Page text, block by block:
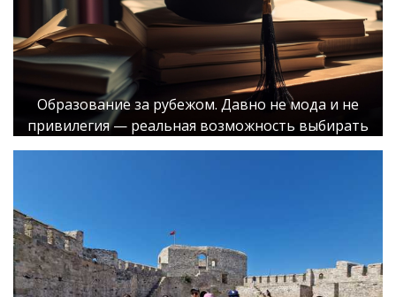
Образование за рубежом. Давно не мода и не
привилегия — реальная возможность выбирать